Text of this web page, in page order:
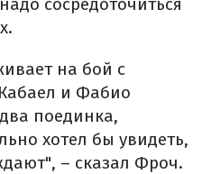
на бой с
и Фабио
поединка,
хотел бы увидеть,
– сказал Фроч.